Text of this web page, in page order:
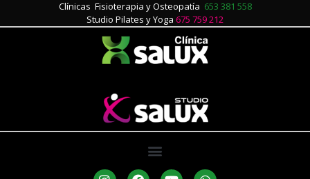
Clínicas Fisioterapia y Osteopatía 653 381 558
Studio Pilates y Yoga 675 759 212